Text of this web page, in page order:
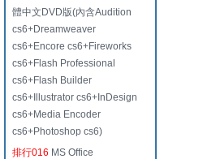
體中文DVD版(內含Audition
cs6+Dreamweaver
cs6+Encore cs6+Fireworks
cs6+Flash Professional
cs6+Flash Builder
cs6+Illustrator cs6+InDesign
cs6+Media Encoder
cs6+Photoshop cs6)
排行016 MS Office